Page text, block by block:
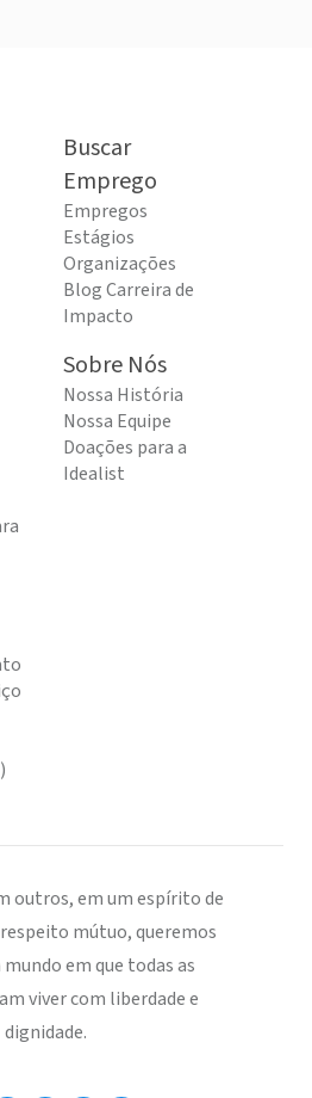
Buscar
Emprego
Empregos
Estágios
Organizações
Blog Carreira de
Impacto
Sobre Nós
Nossa História
Nossa Equipe
Doações para a
Idealist
outros, em um espírito de
mútuo, queremos
em que todas as
viver com liberdade e
dignidade.